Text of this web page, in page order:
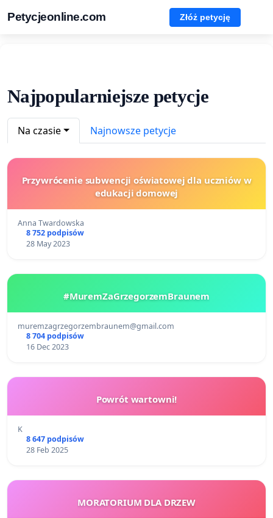
Petycjeonline.com Złóż petycję
Najpopularniejsze petycje
Na czasie Najnowsze petycje
Przywrócenie subwencji oświatowej dla uczniów w
edukacji domowej
Anna Twardowska
8 752 podpisów
28 May 2023
#MuremZaGrzegorzemBraunem
muremzagrzegorzembraunem@gmail.com
8 704 podpisów
16 Dec 2023
Powrót wartowni!
K
8 647 podpisów
28 Feb 2025
MORATORIUM DLA DRZEW